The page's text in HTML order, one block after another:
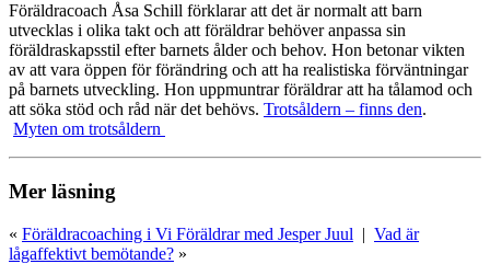
Föräldracoach Åsa Schill förklarar att det är normalt att barn
utvecklas i olika takt och att föräldrar behöver anpassa sin
föräldraskapsstil efter barnets ålder och behov. Hon betonar vikten
av att vara öppen för förändring och att ha realistiska förväntningar
på barnets utveckling. Hon uppmuntrar föräldrar att ha tålamod och
att söka stöd och råd när det behövs. Trotsåldern – finns den.
Myten om trotsåldern
Mer läsning
« Föräldracoaching i Vi Föräldrar med Jesper Juul | Vad är
lågaffektivt bemötande? »